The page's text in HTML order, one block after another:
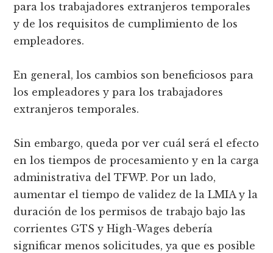
para los trabajadores extranjeros temporales
y de los requisitos de cumplimiento de los
empleadores.
En general, los cambios son beneficiosos para
los empleadores y para los trabajadores
extranjeros temporales.
Sin embargo, queda por ver cuál será el efecto
en los tiempos de procesamiento y en la carga
administrativa del TFWP. Por un lado,
aumentar el tiempo de validez de la LMIA y la
duración de los permisos de trabajo bajo las
corrientes GTS y High-Wages debería
significar menos solicitudes, ya que es posible